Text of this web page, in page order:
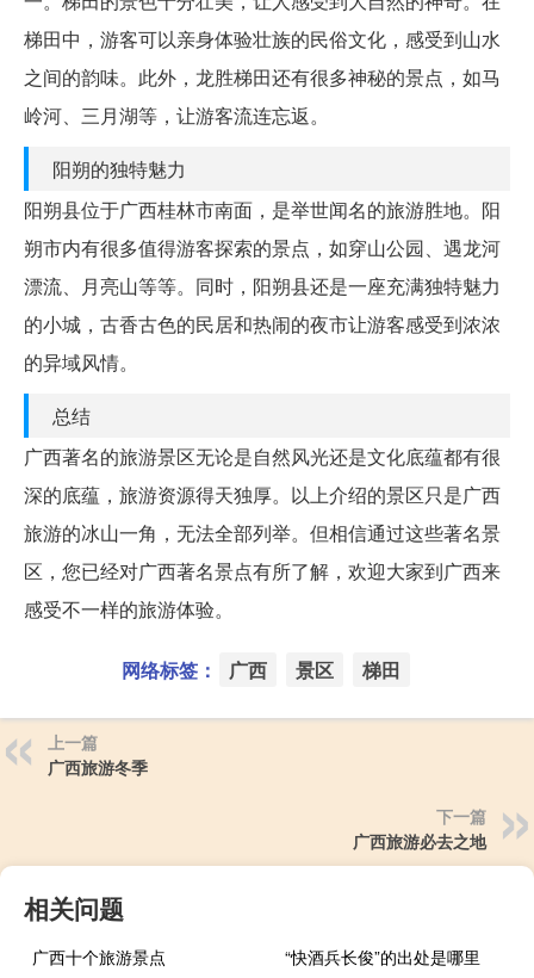
梯田中，游客可以亲身体验壮族的民俗文化，感受到山水
之间的韵味。此外，龙胜梯田还有很多神秘的景点，如马
岭河、三月湖等，让游客流连忘返。
阳朔的独特魅力
阳朔县位于广西桂林市南面，是举世闻名的旅游胜地。阳
朔市内有很多值得游客探索的景点，如穿山公园、遇龙河
漂流、月亮山等等。同时，阳朔县还是一座充满独特魅力
的小城，古香古色的民居和热闹的夜市让游客感受到浓浓
的异域风情。
总结
广西著名的旅游景区无论是自然风光还是文化底蕴都有很
深的底蕴，旅游资源得天独厚。以上介绍的景区只是广西
旅游的冰山一角，无法全部列举。但相信通过这些著名景
区，您已经对广西著名景点有所了解，欢迎大家到广西来
感受不一样的旅游体验。
网络标签： 广西 景区 梯田
上一篇
广西旅游冬季
下一篇
广西旅游必去之地
相关问题
广西十个旅游景点 “快酒兵长俊”的出处是哪里